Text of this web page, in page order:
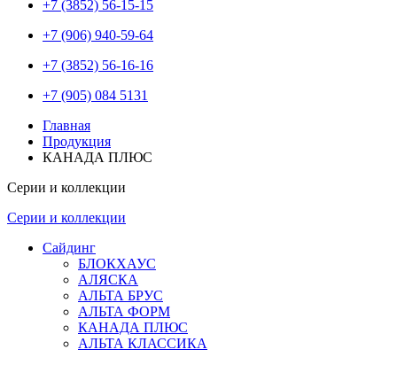
+7 (3852) 56-15-15
+7 (906) 940-59-64
+7 (3852) 56-16-16
+7 (905) 084 5131
Главная
Продукция
КАНАДА ПЛЮС
Серии и коллекции
Серии и коллекции
Сайдинг
БЛОКХАУС
АЛЯСКА
АЛЬТА БРУС
АЛЬТА ФОРМ
КАНАДА ПЛЮС
АЛЬТА КЛАССИКА